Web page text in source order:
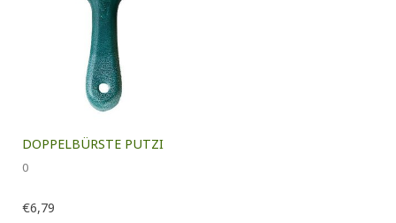
DOPPELBÜRSTE PUTZI
0
€6,79